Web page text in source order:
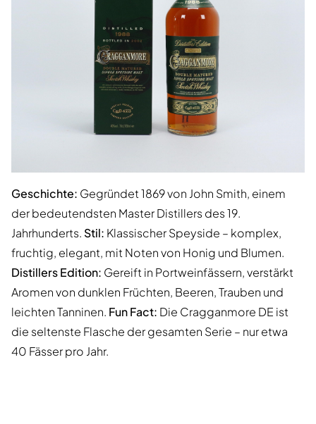
Geschichte: Gegründet 1869 von John Smith, einem
der bedeutendsten Master Distillers des 19.
Jahrhunderts. Stil: Klassischer Speyside – komplex,
fruchtig, elegant, mit Noten von Honig und Blumen.
Distillers Edition: Gereift in Portweinfässern, verstärkt
Aromen von dunklen Früchten, Beeren, Trauben und
leichten Tanninen. Fun Fact: Die Cragganmore DE ist
die seltenste Flasche der gesamten Serie – nur etwa
40 Fässer pro Jahr.